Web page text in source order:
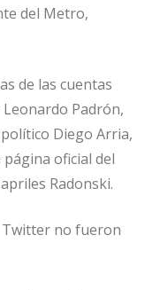
del Metro,
de las cuentas
Padrón,
Diego Arria,
oficial del
Radonski.
Twitter no fueron